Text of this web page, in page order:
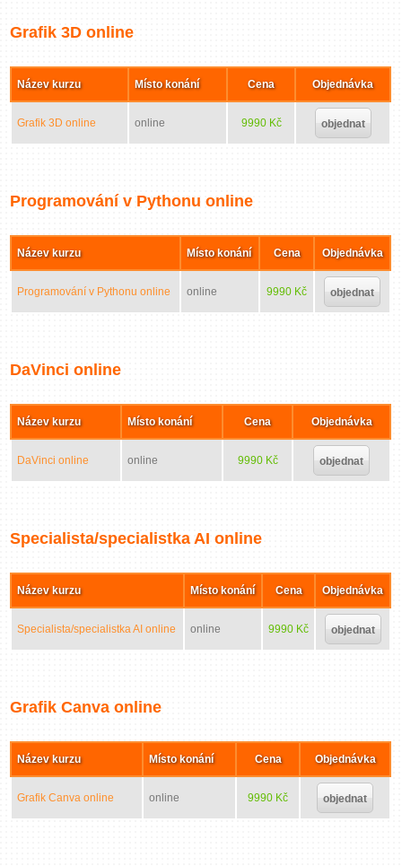
Grafik 3D online
Název kurzu Místo konání Cena Objednávka
Grafik 3D online online 9990 Kč objednat
Programování v Pythonu online
Název kurzu Místo konání Cena Objednávka
Programování v Pythonu online online 9990 Kč objednat
DaVinci online
Název kurzu Místo konání Cena Objednávka
DaVinci online online 9990 Kč objednat
Specialista/specialistka AI online
Název kurzu Místo konání Cena Objednávka
Specialista/specialistka AI online online 9990 Kč objednat
Grafik Canva online
Název kurzu Místo konání Cena Objednávka
Grafik Canva online online 9990 Kč objednat